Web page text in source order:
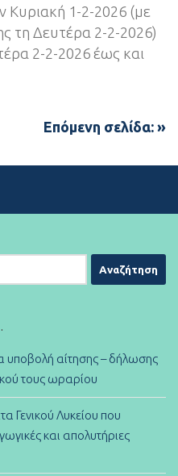
Κυριακή 1-2-2026 (με
τη Δευτέρα 2-2-2026)
2-2-2026 έως και
Επόμενη σελίδα: »
υποβολή αίτησης – δήλωσης
τους ωραρίου
Γενικού Λυκείου που
και απολυτήριες